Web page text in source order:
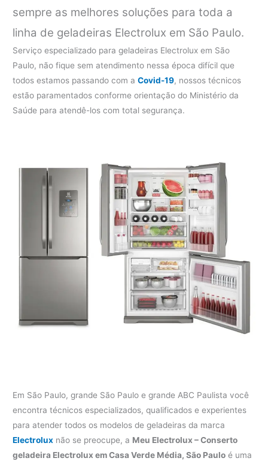
sempre as melhores soluções para toda a
linha de geladeiras Electrolux em São Paulo.
Serviço especializado para geladeiras Electrolux em São
Paulo, não fique sem atendimento nessa época difícil que
todos estamos passando com aCovid-19, nossos técnicos
estão paramentados conforme orientação do Ministério da
Saúde para atendê-los com total segurança.
Em São Paulo, grande São Paulo e grande ABC Paulista você
encontra técnicos especializados, qualificados e experientes
para atender todos os modelos de geladeiras da marca
Electrolux não se preocupe, a Meu Electrolux – Conserto
geladeira Electrolux em Casa Verde Média, São Paulo é uma